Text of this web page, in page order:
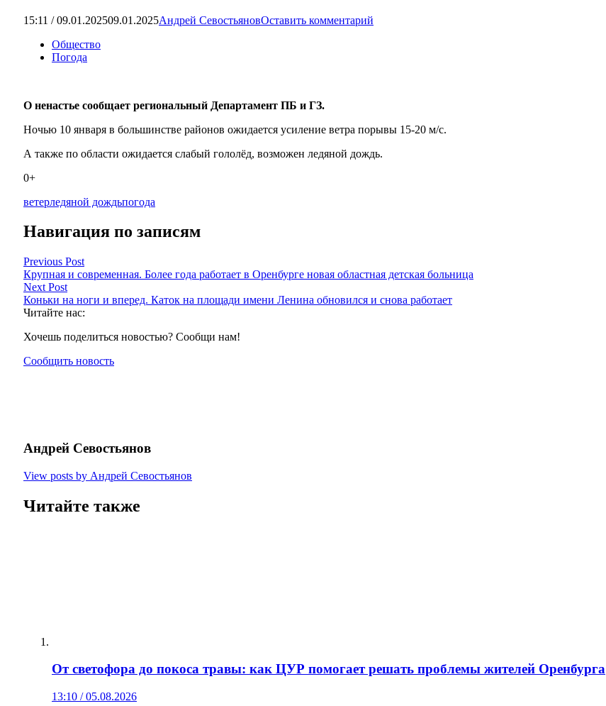
15:11 / 09.01.202509.01.2025Андрей СевостьяновОставить комментарий
Общество
Погода
О ненастье сообщает региональный Департамент ПБ и ГЗ.
Ночью 10 января в большинстве районов ожидается усиление ветра порывы 15-20 м/с.
А также по области ожидается слабый гололёд, возможен ледяной дождь.
0+
ветерледяной дождьпогода
Навигация по записям
Previous Post
Крупная и современная. Более года работает в Оренбурге новая областная детская больница
Next Post
Коньки на ноги и вперед. Каток на площади имени Ленина обновился и снова работает
Читайте нас:
Хочешь поделиться новостью? Сообщи нам!
Сообщить новость
Андрей Севостьянов
View posts by Андрей Севостьянов
Читайте также
От светофора до покоса травы: как ЦУР помогает решать проблемы жителей Оренбурга
13:10 / 05.08.2026